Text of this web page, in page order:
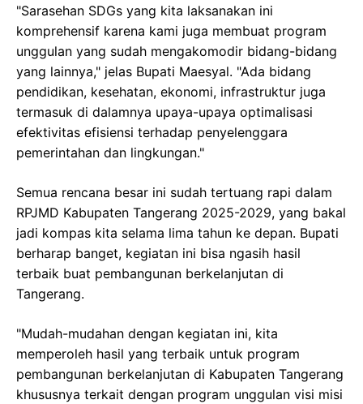
"Sarasehan SDGs yang kita laksanakan ini
komprehensif karena kami juga membuat program
unggulan yang sudah mengakomodir bidang-bidang
yang lainnya," jelas Bupati Maesyal. "Ada bidang
pendidikan, kesehatan, ekonomi, infrastruktur juga
termasuk di dalamnya upaya-upaya optimalisasi
efektivitas efisiensi terhadap penyelenggara
pemerintahan dan lingkungan."
Semua rencana besar ini sudah tertuang rapi dalam
RPJMD Kabupaten Tangerang 2025-2029, yang bakal
jadi kompas kita selama lima tahun ke depan. Bupati
berharap banget, kegiatan ini bisa ngasih hasil
terbaik buat pembangunan berkelanjutan di
Tangerang.
"Mudah-mudahan dengan kegiatan ini, kita
memperoleh hasil yang terbaik untuk program
pembangunan berkelanjutan di Kabupaten Tangerang
khususnya terkait dengan program unggulan visi misi